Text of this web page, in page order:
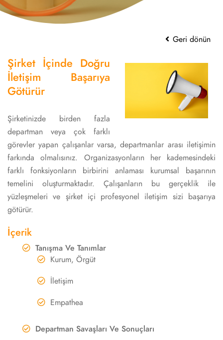
Geri dönün
Şirket İçinde Doğru
İletişim Başarıya
Götürür
Şirketinizde birden fazla
departman veya çok farklı
görevler yapan çalışanlar varsa, departmanlar arası iletişimin
farkında olmalısınız. Organizasyonların her kademesindeki
farklı fonksiyonların birbirini anlaması kurumsal başarının
temelini oluşturmaktadır. Çalışanların bu gerçeklik ile
yüzleşmeleri ve şirket içi profesyonel iletişim sizi başarıya
götürür.
İçerik
Tanışma Ve Tanımlar
Kurum, Örgüt
İletişim
Empathea
Departman Savaşları Ve Sonuçları